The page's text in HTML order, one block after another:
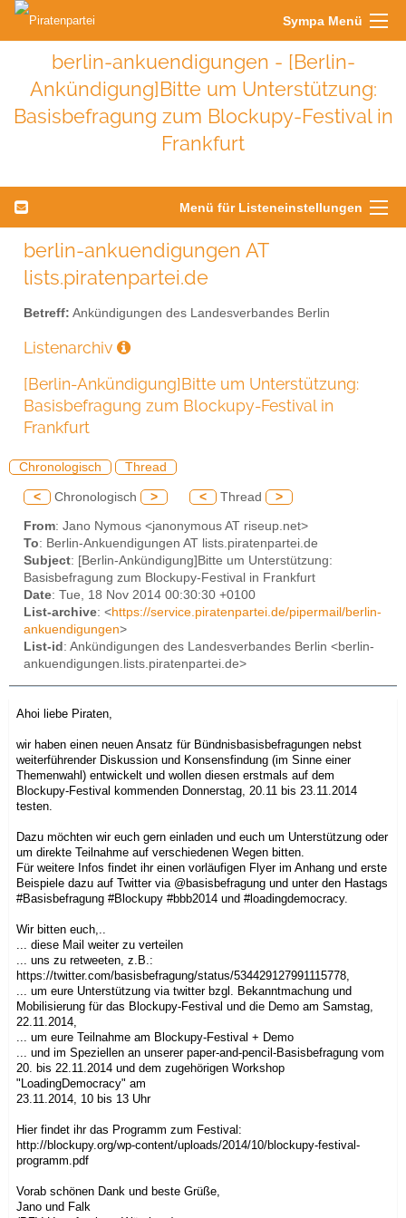
Sympa Menü
berlin-ankuendigungen - [Berlin-
Ankündigung]Bitte um Unterstützung:
Basisbefragung zum Blockupy-Festival in
Frankfurt
Menü für Listeneinstellungen
berlin-ankuendigungen AT
lists.piratenpartei.de
Betreff: Ankündigungen des Landesverbandes Berlin
Listenarchiv
[Berlin-Ankündigung]Bitte um Unterstützung:
Basisbefragung zum Blockupy-Festival in
Frankfurt
Chronologisch Thread
< Chronologisch > < Thread >
From: Jano Nymous <janonymous AT riseup.net>
To: Berlin-Ankuendigungen AT lists.piratenpartei.de
Subject: [Berlin-Ankündigung]Bitte um Unterstützung:
Basisbefragung zum Blockupy-Festival in Frankfurt
Date: Tue, 18 Nov 2014 00:30:30 +0100
List-archive: <https://service.piratenpartei.de/pipermail/berlin-
ankuendigungen>
List-id : Ankündigungen des Landesverbandes Berlin <berlin-
ankuendigungen.lists.piratenpartei.de>
Ahoi liebe Piraten,
wir haben einen neuen Ansatz für Bündnisbasisbefragungen nebst
weiterführender Diskussion und Konsensfindung (im Sinne einer
Themenwahl) entwickelt und wollen diesen erstmals auf dem
Blockupy-Festival kommenden Donnerstag, 20.11 bis 23.11.2014
testen.
Dazu möchten wir euch gern einladen und euch um Unterstützung oder
um direkte Teilnahme auf verschiedenen Wegen bitten.
Für weitere Infos findet ihr einen vorläufigen Flyer im Anhang und erste
Beispiele dazu auf Twitter via @basisbefragung und unter den Hastags
#Basisbefragung #Blockupy #bbb2014 und #loadingdemocracy.
Wir bitten euch,..
... diese Mail weiter zu verteilen
... uns zu retweeten, z.B.:
https://twitter.com/basisbefragung/status/534429127991115778,
... um eure Unterstützung via twitter bzgl. Bekanntmachung und
Mobilisierung für das Blockupy-Festival und die Demo am Samstag,
22.11.2014,
... um eure Teilnahme am Blockupy-Festival + Demo
... und im Speziellen an unserer paper-and-pencil-Basisbefragung vom
20. bis 22.11.2014 und dem zugehörigen Workshop
"LoadingDemocracy" am
23.11.2014, 10 bis 13 Uhr
Hier findet ihr das Programm zum Festival:
http://blockupy.org/wp-content/upl oads/2014/10/blockupy-festival-
programm.pdf
Vorab schönen Dank und beste Grüße,
Jano und Falk